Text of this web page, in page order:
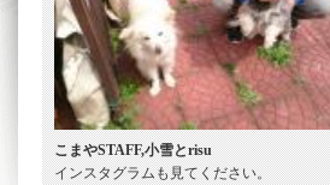
こまやSTAFF,小雪とrisu
インスタグラムも見てください。